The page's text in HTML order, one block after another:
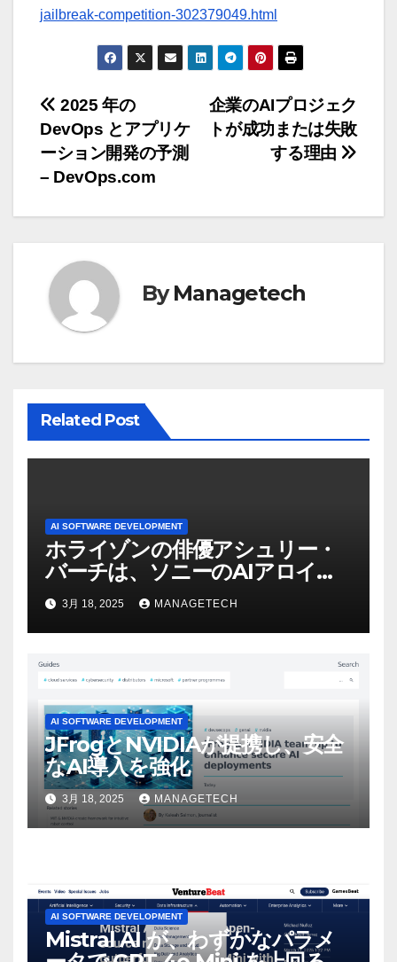
jailbreak-competition-302379049.html
投
稿
ナ
ビ
ゲ
ー
シ
ョ
ン
企業のAIプロジェク
トが成功または失敗
する理由
2025 年の
DevOps とアプリケ
ーション開発の予測
– DevOps.com
ByManagetech
Related Post
AI SOFTWARE DEVELOPMENT
ホライゾンの俳優アシュリー・
バーチは、ソニーのAIアロイの
ビデオを見て「ゲームパフォー
マンスという芸術形式に不安を
感じた」と語る – IGN
3月 18, 2025 MANAGETECH
AI SOFTWARE DEVELOPMENT
JFrogとNVIDIAが提携し、安全
なAI導入を強化
3月 18, 2025 MANAGETECH
AI SOFTWARE DEVELOPMENT
Mistral AI が、わずかなパラメ